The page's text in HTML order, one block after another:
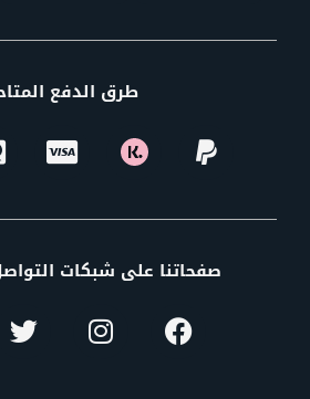
طرق الدفع
صفحاتنا على شبكات